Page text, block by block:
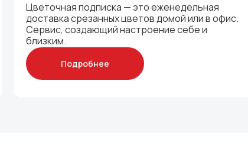
Цветочная подписка — это еженедельная
доставка срезанных цветов домой или в офис.
Сервис, создающий настроение себе и
близким.
Подробнее